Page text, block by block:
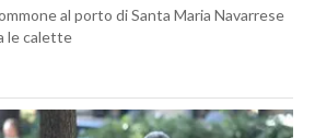
al porto di Santa Maria Navarrese
le calette